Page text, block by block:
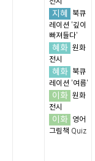
지혜
북큐
레이션 '깊이
빠져들다'
혜화 원화
전시
혜화
북큐
레이션 '여름'
이화 원화
전시
이화
영어
그림책 Quiz